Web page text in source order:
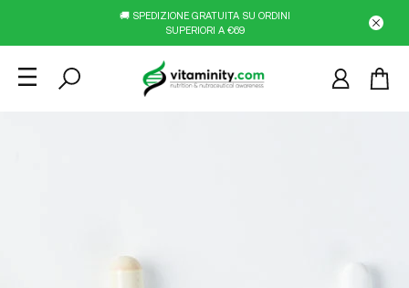
🚚 SPEDIZIONE GRATUITA SU ORDINI
SUPERIORI A €69